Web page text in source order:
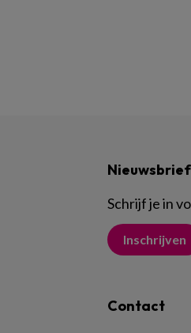
Nieuwsbrief
Schrijf je in
Inschrijven
Contact